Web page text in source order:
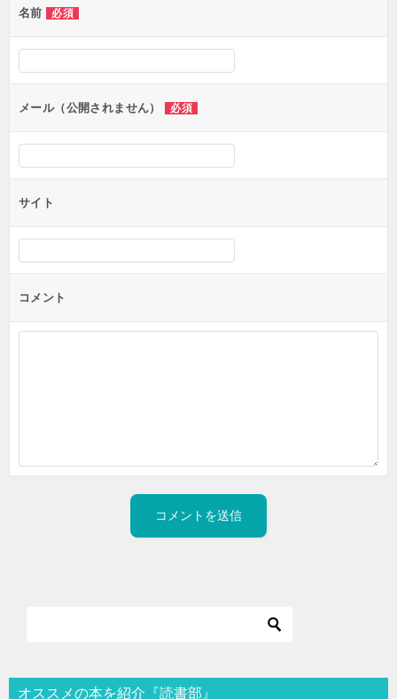
ー
シ
ョ
ン
名前 必須
メール（公開されません） 必須
サイト
コメント
オススメの本を紹介『読書部』